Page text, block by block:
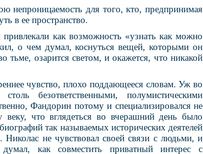
непроницаемость для того, кто, предпринимая
в ее пространство.
как возможность «узнать как можно
о чем думал, коснуться вещей, которыми он
тьме, озарится светом, и окажется, что никакой
чувство, плохо поддающееся словам. Уж во
безответственными, полумистическими
Фандорин потому и специализировался не
что вглядеться во вчерашний день было
так называемых исторических деятелей
не чувствовал своей связи с людьми, и
как совместить приватный интерес с